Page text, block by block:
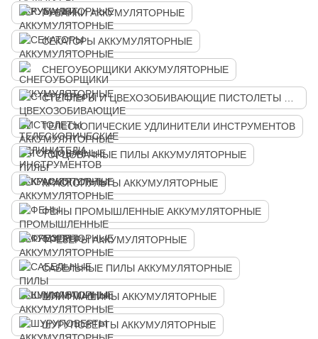
РУБАНКИ АККУМУЛЯТОРНЫЕ
СЕКАТОРЫ АККУМУЛЯТОРНЫЕ
СНЕГОУБОРЩИКИ АККУМУЛЯТОРНЫЕ
ТЕЛЕСКОПИЧЕСКИЕ УДЛИНИТЕЛИ ИНСТРУМЕНТОВ
ТОРЦОВАЧНЫЕ ПИЛЫ АККУМУЛЯТОРНЫЕ
КРАСКОПУЛЬТЫ АККУМУЛЯТОРНЫЕ
ФЕНЫ ПРОМЫШЛЕННЫЕ АККУМУЛЯТОРНЫЕ
ФРЕЗЕРЫ АККУМУЛЯТОРНЫЕ
САБЕЛЬНЫЕ ПИЛЫ АККУМУЛЯТОРНЫЕ
ШЛИФМАШИНЫ АККУМУЛЯТОРНЫЕ
ШУРУПОВЕРТЫ АККУМУЛЯТОРНЫЕ